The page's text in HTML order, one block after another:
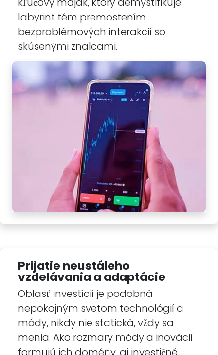
labyrint tém premostením
bezproblémových interakcií so
skúsenými znalcami.
Prijatie neustáleho
vzdelávania a adaptácie
Oblasť investícií je podobná
nepokojným svetom technológií a
módy, nikdy nie statická, vždy sa
menia. Ako rozmary módy a inovácií
formujú ich domény, aj investičné